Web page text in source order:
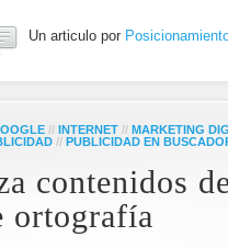
Un articulo por
// INTERNET // MARKETING
// PUBLICIDAD EN
contenidos
ortografía